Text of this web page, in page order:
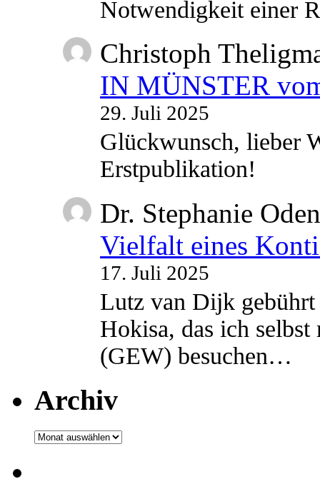
Notwendigkeit einer
Christoph
IN MÜNSTER
29. Juli 2025
Glückwunsch, lieber
Erstpublikation!
Dr. Stephanie
Vielfalt eines
17. Juli 2025
Lutz van Dijk
Hokisa, das ich
(GEW) besuchen…
Archiv
Archiv